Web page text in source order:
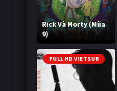
Rick Và Morty (Mùa
9)
2,993,318 lượt xem
FULL HD VIETSUB